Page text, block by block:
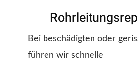
Bei beschädigten oder
führen wir schnelle